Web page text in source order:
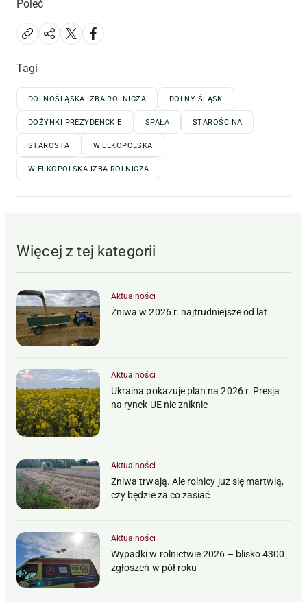
Poleć
Tagi
DOLNOŚLĄSKA IZBA ROLNICZA DOLNY ŚLĄSK
DOŻYNKI PREZYDENCKIE SPAŁA STAROŚCINA
STAROSTA WIELKOPOLSKA
WIELKOPOLSKA IZBA ROLNICZA
Więcej z tej kategorii
Aktualności
Żniwa w 2026 r. najtrudniejsze od lat
Aktualności
Ukraina pokazuje plan na 2026 r. Presja
na rynek UE nie zniknie
Aktualności
Żniwa trwają. Ale rolnicy już się martwią,
czy będzie za co zasiać
Aktualności
Wypadki w rolnictwie 2026 – blisko 4300
zgłoszeń w pół roku